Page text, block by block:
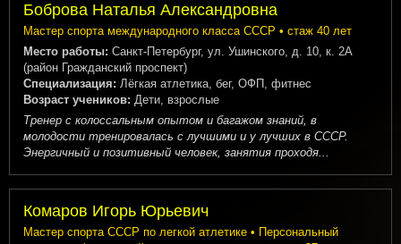
Боброва Наталья Александровна
Мастер спорта международного класса СССР • стаж 40 лет
Место работы: Санкт-Петербург, ул. Ушинского, д. 10, к. 2А
(район Гражданский проспект)
Специализация: Лёгкая атлетика, бег, ОФП, фитнес
Возраст учеников: Дети, взрослые
Тренер с колоссальным опытом и багажом знаний, в
молодости тренировалась с лучшими и у лучших в СССР.
Энергичный и позитивный человек, занятия проходя...
Комаров Игорь Юрьевич
Мастер спорта СССР по легкой атлетике • Персональный